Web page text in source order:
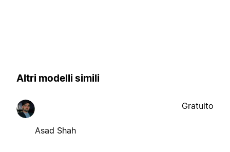
Altri modelli simili
Asad Shah
Gratuito